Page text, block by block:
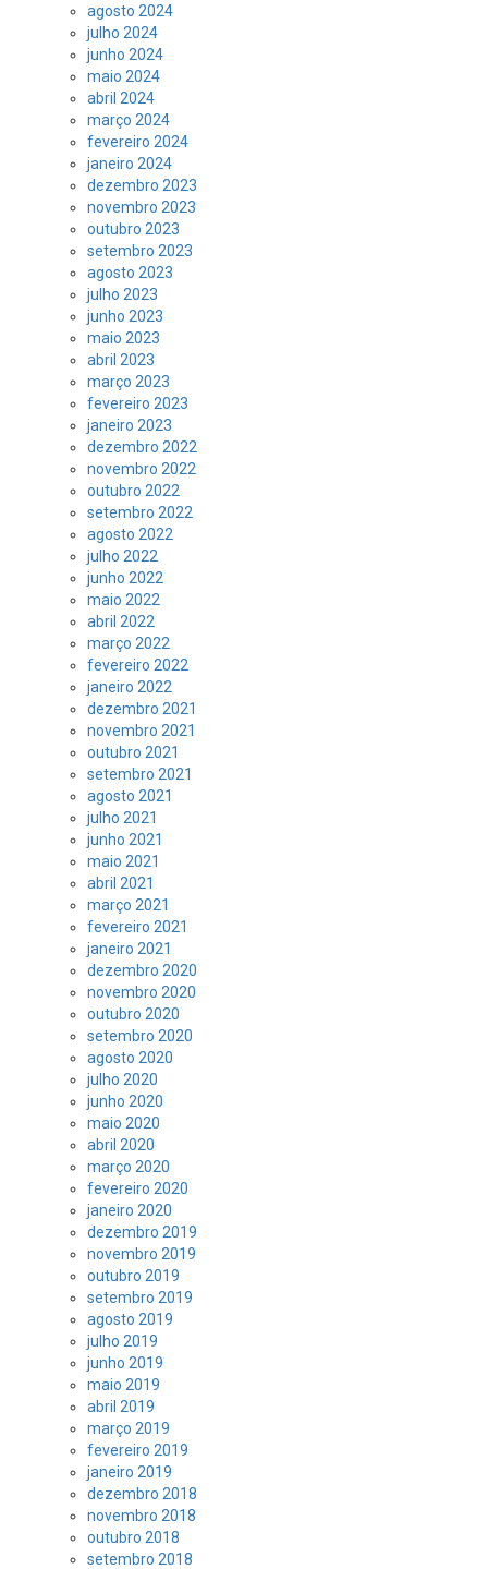
agosto 2024
julho 2024
junho 2024
maio 2024
abril 2024
março 2024
fevereiro 2024
janeiro 2024
dezembro 2023
novembro 2023
outubro 2023
setembro 2023
agosto 2023
julho 2023
junho 2023
maio 2023
abril 2023
março 2023
fevereiro 2023
janeiro 2023
dezembro 2022
novembro 2022
outubro 2022
setembro 2022
agosto 2022
julho 2022
junho 2022
maio 2022
abril 2022
março 2022
fevereiro 2022
janeiro 2022
dezembro 2021
novembro 2021
outubro 2021
setembro 2021
agosto 2021
julho 2021
junho 2021
maio 2021
abril 2021
março 2021
fevereiro 2021
janeiro 2021
dezembro 2020
novembro 2020
outubro 2020
setembro 2020
agosto 2020
julho 2020
junho 2020
maio 2020
abril 2020
março 2020
fevereiro 2020
janeiro 2020
dezembro 2019
novembro 2019
outubro 2019
setembro 2019
agosto 2019
julho 2019
junho 2019
maio 2019
abril 2019
março 2019
fevereiro 2019
janeiro 2019
dezembro 2018
novembro 2018
outubro 2018
setembro 2018